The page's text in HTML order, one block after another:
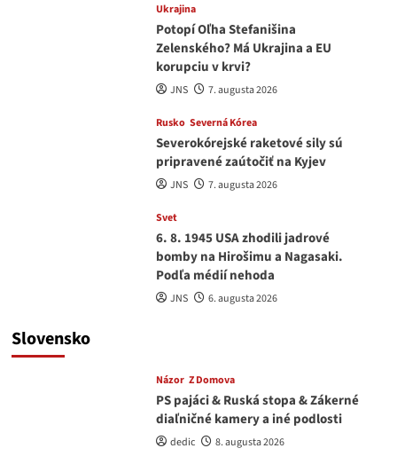
Ukrajina
Potopí Oľha Stefanišina
Zelenského? Má Ukrajina a EU
korupciu v krvi?
JNS 7. augusta 2026
Rusko Severná Kórea
Severokórejské raketové sily sú
pripravené zaútočiť na Kyjev
JNS 7. augusta 2026
Svet
6. 8. 1945 USA zhodili jadrové
bomby na Hirošimu a Nagasaki.
Podľa médií nehoda
JNS 6. augusta 2026
Slovensko
Názor Z Domova
PS pajáci & Ruská stopa & Zákerné
diaľničné kamery a iné podlosti
dedic 8. augusta 2026